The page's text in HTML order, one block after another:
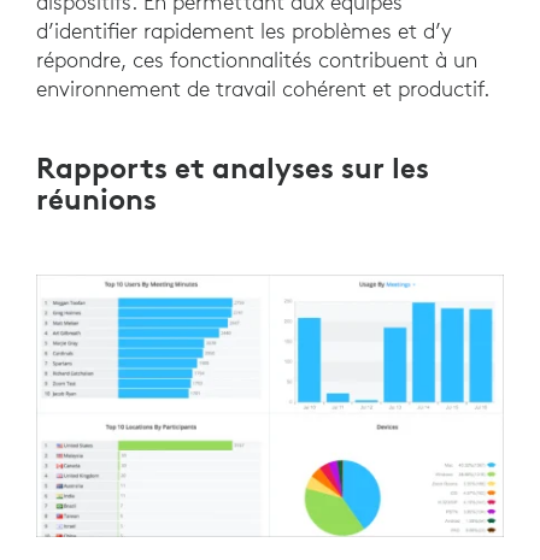
d’identifier rapidement les problèmes et d’y
répondre, ces fonctionnalités contribuent à un
environnement de travail cohérent et productif.
Rapports et analyses sur les
réunions